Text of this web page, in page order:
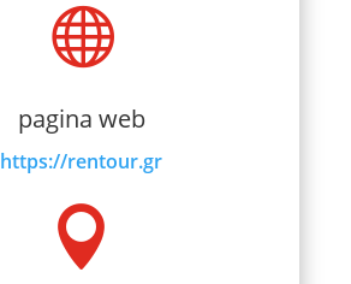

pagina web
https://rentour.gr
